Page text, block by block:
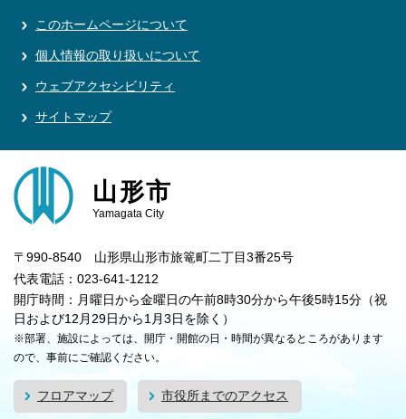
このホームページについて
個人情報の取り扱いについて
ウェブアクセシビリティ
サイトマップ
山形市
Yamagata City
〒990-8540 山形県山形市旅篭町二丁目3番25号
代表電話：023-641-1212
開庁時間：月曜日から金曜日の午前8時30分から午後5時15分（祝
日および12月29日から1月3日を除く）
※部署、施設によっては、開庁・開館の日・時間が異なるところがあります
ので、事前にご確認ください。
フロアマップ 市役所までのアクセス